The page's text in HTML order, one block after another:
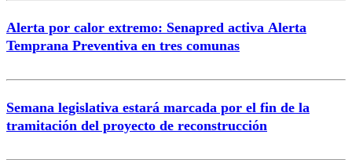
Alerta por calor extremo: Senapred activa Alerta
Temprana Preventiva en tres comunas
Semana legislativa estará marcada por el fin de la
tramitación del proyecto de reconstrucción